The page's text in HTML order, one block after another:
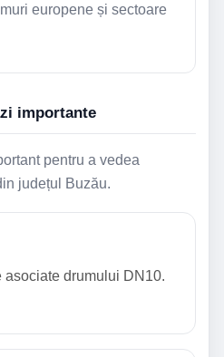
europene și sectoare
importante
pentru a vedea
județul Buzău.
asociate drumului DN10.